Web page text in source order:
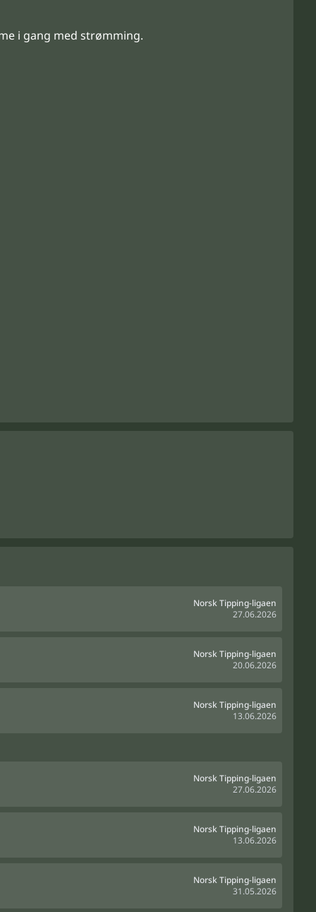
i gang med strømming.
Norsk Tipping-ligaen
27.06.2026
Norsk Tipping-ligaen
20.06.2026
Norsk Tipping-ligaen
13.06.2026
Norsk Tipping-ligaen
27.06.2026
Norsk Tipping-ligaen
13.06.2026
Norsk Tipping-ligaen
31.05.2026